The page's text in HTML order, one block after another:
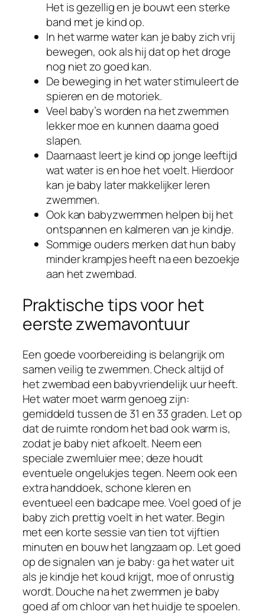
Het is gezellig en je bouwt een sterke
band met je kind op.
In het warme water kan je baby zich vrij
bewegen, ook als hij dat op het droge
nog niet zo goed kan.
De beweging in het water stimuleert de
spieren en de motoriek.
Veel baby’s worden na het zwemmen
lekker moe en kunnen daarna goed
slapen.
Daarnaast leert je kind op jonge leeftijd
wat water is en hoe het voelt. Hierdoor
kan je baby later makkelijker leren
zwemmen.
Ook kan babyzwemmen helpen bij het
ontspannen en kalmeren van je kindje.
Sommige ouders merken dat hun baby
minder krampjes heeft na een bezoekje
aan het zwembad.
Praktische tips voor het
eerste zwemavontuur
Een goede voorbereiding is belangrijk om
samen veilig te zwemmen. Check altijd of
het zwembad een babyvriendelijk uur heeft.
Het water moet warm genoeg zijn:
gemiddeld tussen de 31 en 33 graden. Let op
dat de ruimte rondom het bad ook warm is,
zodat je baby niet afkoelt. Neem een
speciale zwemluier mee; deze houdt
eventuele ongelukjes tegen. Neem ook een
extra handdoek, schone kleren en
eventueel een badcape mee. Voel goed of je
baby zich prettig voelt in het water. Begin
met een korte sessie van tien tot vijftien
minuten en bouw het langzaam op. Let goed
op de signalen van je baby: ga het water uit
als je kindje het koud krijgt, moe of onrustig
wordt. Douche na het zwemmen je baby
goed af om chloor van het huidje te spoelen.